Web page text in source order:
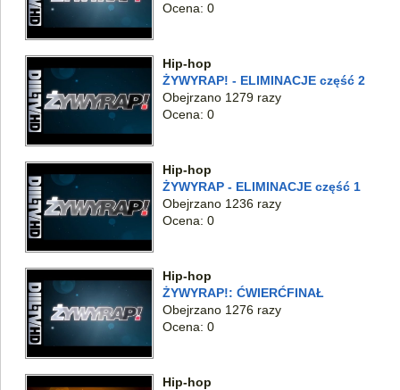
Ocena: 0
Hip-hop
ŻYWYRAP! - ELIMINACJE część 2
Obejrzano 1279 razy
Ocena: 0
Hip-hop
ŻYWYRAP - ELIMINACJE część 1
Obejrzano 1236 razy
Ocena: 0
Hip-hop
ŻYWYRAP!: ĆWIERĆFINAŁ
Obejrzano 1276 razy
Ocena: 0
Hip-hop